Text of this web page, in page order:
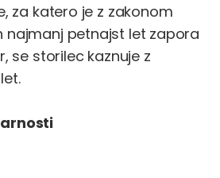
za katero je z zakonom
najmanj petnajst let zapora
se storilec kaznuje z